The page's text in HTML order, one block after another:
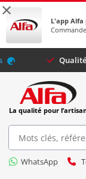
×
L'app
avec Alfa Plus
La qualité pour
WhatsApp